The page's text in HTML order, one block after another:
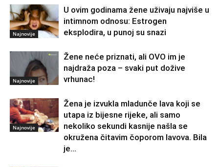
Najnovije
U ovim godinama žene uživaju najviše u
intimnom odnosu: Estrogen
eksplodira, u punoj su snazi
Najnovije
Žene neće priznati, ali OVO im je
najdraža poza – svaki put dožive
vrhunac!
Najnovije
Žena je izvukla mladunče lava koji se
utapa iz bijesne rijeke, ali samo
nekoliko sekundi kasnije našla se
okružena čitavim čoporom lavova. Bila
je...